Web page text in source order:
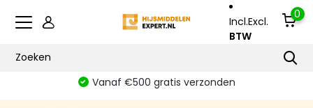
Incl.Excl.
BTW
0
Vanaf €500 gratis verzonden